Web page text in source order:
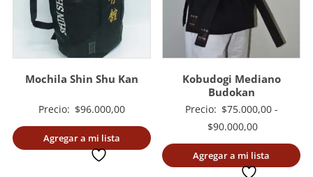
Mochila Shin Shu Kan
Precio: $96.000,00
Agregar a mi lista
Kobudogi Mediano
Budokan
Precio: $75.000,00 -
$90.000,00Rango
de
precios:
Agregar a mi lista